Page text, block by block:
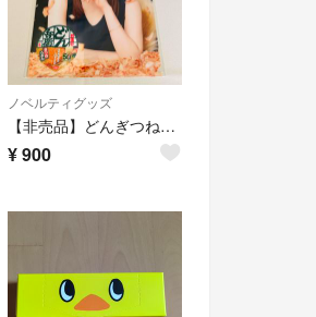
ノベルティグッズ
【非売品】どんぎつね（吉岡里帆）クリアファイル（日清のどん兵衛ノベルティ）
¥900